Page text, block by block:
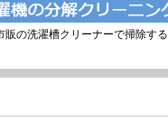
の洗濯槽クリーナーで掃除す